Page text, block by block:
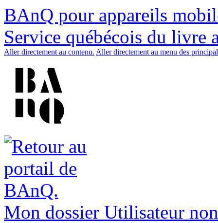
BAnQ pour appareils
Service québécois du livre
Aller directement au contenu. Aller directement au menu des
Mon dossier Utilisateur